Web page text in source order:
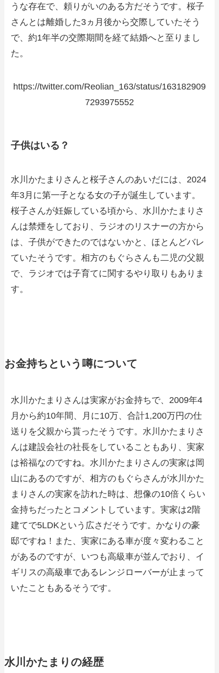
うな存在で、頼りがいのある方だそうです。桜子
さんとは離婚した3ヵ月後から交際していたそう
で、約1年半の交際期間を経て結婚へと至りまし
た。
https://twitter.com/Reolian_163/status/163182909
7293975552
子供はいる？
水川かたまりさんと桜子さんのあいだには、2024
年3月に第一子となる女の子が誕生しています。
桜子さんが妊娠している頃から、水川かたまりさ
んは禁煙をしており、ラジオのリスナーの方から
は、子供ができたのではないかと、ほとんどバレ
ていたそうです。相方のもぐらさんも二児の父親
で、ラジオでは子育てに関するやり取りもありま
す。
お金持ちという噂について
水川かたまりさんは実家がお金持ちで、2009年4
月から約10年間、月に10万、合計1,200万円の仕
送りを父親から貰ったそうです。水川かたまりさ
んは建設会社の社長をしていることもあり、実家
は裕福なのですね。水川かたまりさんの実家は岡
山にあるのですが、相方のもぐらさんが水川かた
まりさんの実家を訪れた時は、想像の10倍くらい
金持ちだったとコメントしています。実家は2階
建てで5LDKという広さだそうです。かなりの豪
邸ですね！また、実家にある車が度々変わること
があるのですが、いつも高級車が並んでおり、イ
ギリスの高級車であるレンジローバーが止まって
いたこともあるそうです。
水川かたまりの経歴